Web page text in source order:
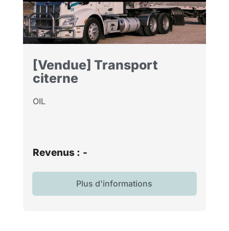
[Vendue] Transport
citerne
OIL
Revenus : -
Plus d'informations